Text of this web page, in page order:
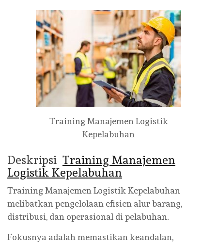
Training Manajemen Logistik
Kepelabuhan
Deskripsi Training Manajemen
Logistik Kepelabuhan
Training Manajemen Logistik Kepelabuhan
melibatkan pengelolaan efisien alur barang,
distribusi, dan operasional di pelabuhan.
Fokusnya adalah memastikan keandalan,